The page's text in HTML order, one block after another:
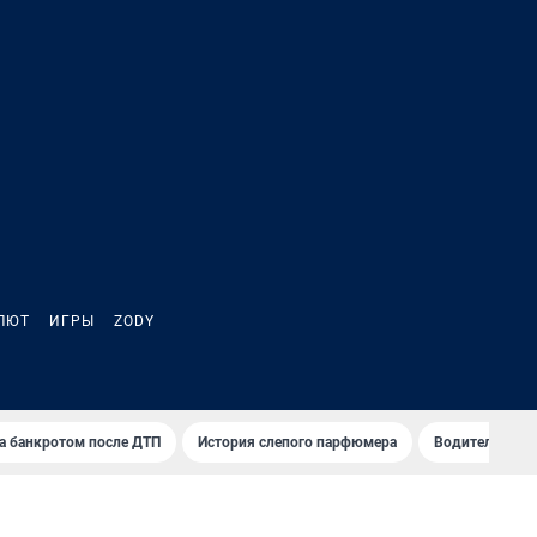
ИГРЫ ZODY
банкротом после ДТП История слепого парфюмера Водители